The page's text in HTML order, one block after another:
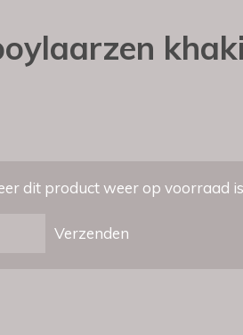
dit product weer op voorraad
Verzenden